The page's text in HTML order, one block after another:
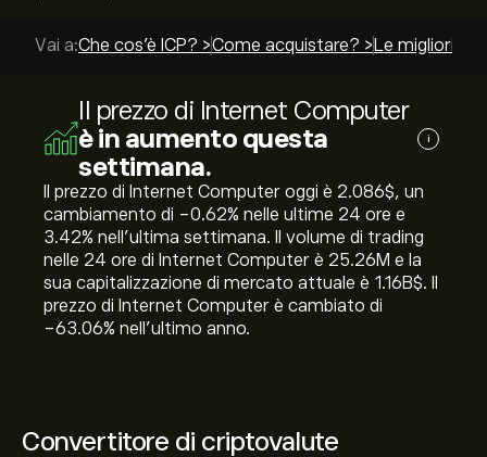
Convertitore di criptovalute
Vai a:Che cos'è ICP? >Come acquistare? > Le migliori
Il prezzo di Internet Computer
è in aumento questa
settimana.
i
Il prezzo di Internet Computer oggi è 2.086‎$‎, un
cambiamento di ‎-0.62‎% nelle ultime 24 ore e
‎3.42‎% nell'ultima settimana. Il volume di trading
nelle 24 ore di Internet Computer è 25.26M e la
sua capitalizzazione di mercato attuale è 1.16B‎$‎. Il
prezzo di Internet Computer è cambiato di
‎-63.06‎% nell'ultimo anno.